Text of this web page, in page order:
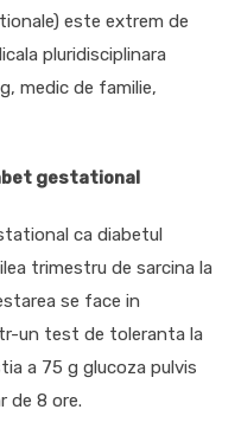
este extrem de
pluridisciplinara
medic de familie,
gestational
ca diabetul
trimestru de sarcina la
se face in
un test de toleranta la
a 75 g glucoza pulvis
de 8 ore.